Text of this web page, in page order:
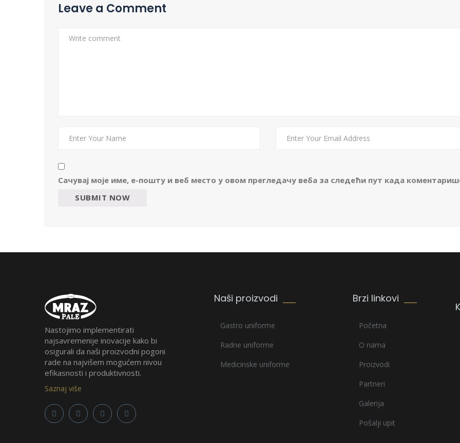
Leave a Comment
Сачувај моје име, е-пошту и веб место у овом прегледачу веба за следећи пут када
Nastojimo implementirati
najsavremenije inovacije kako bi
osigurali da naši proizvodni pogoni
rade na najvišem mogućem nivou
efikasnosti i produktivnosti.
Saznaj više
Naši proizvodi
Gastro uniforme
Radne uniforme
Medicinske uniforme
Brzi linkovi
Početna
O nama
Proizvodi
Partneri
Galerija
Pošalji upit